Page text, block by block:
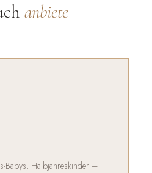
anbiete
Babys, Halbjahreskinder –